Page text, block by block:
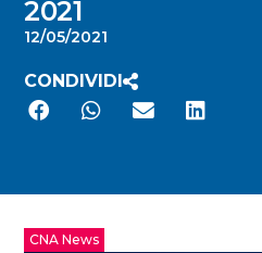
2021
12/05/2021
CONDIVIDI
CNA News